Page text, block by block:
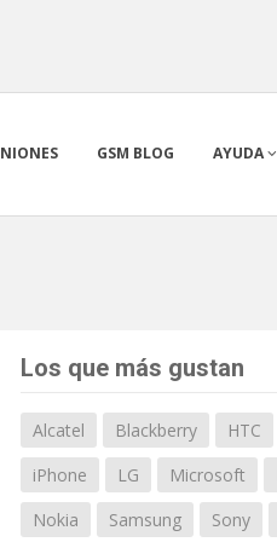
GSM BLOG AYUDA
Los que más gustan
Alcatel Blackberry HTC
iPhone
LG Microsoft
Nokia
Samsung Sony